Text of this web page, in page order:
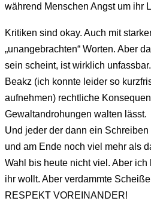
während Menschen Angst um ihr
Kritiken sind okay. Auch mit
„unangebrachten“ Worten. Aber
sein scheint, ist wirklich
Beakz (ich konnte leider so
aufnehmen) rechtliche
Gewaltandrohungen walten lässt.
Und jeder der dann ein
und am Ende noch viel mehr als
Wahl bis heute nicht viel. Aber
ihr wollt. Aber verdammte
RESPEKT VOREINANDER!